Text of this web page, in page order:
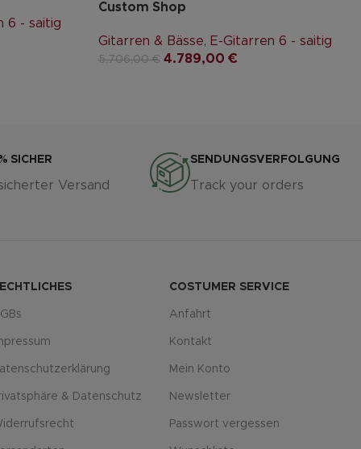
6 - saitig
Custom Shop
Gitarren & Bässe, E-Gitarren 6 - saitig
5.706,00€ 4.789,00 €
SICHER
Versand
SENDUNGSVERFOLGUNG
Track your orders
& Datenschutz
COSTUMER SERVICE
Anfahrt
Kontakt
Mein Konto
Newsletter
Passwort vergessen